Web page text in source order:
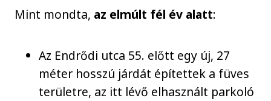
Mint mondta, az elmúlt fél év alatt:
Az Endrődi utca 55. előtt egy új, 27
méter hosszú járdát építettek a füves
területre, az itt lévő elhasznált parkoló